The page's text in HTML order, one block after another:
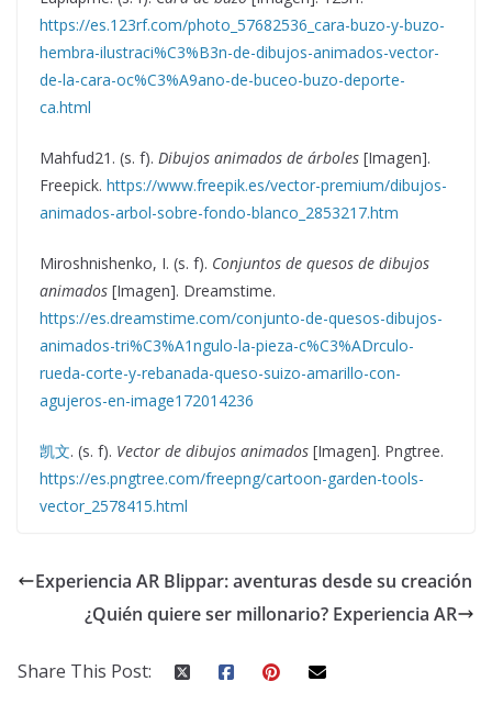
https://es.123rf.com/photo_57682536_cara-buzo-y-buzo-
hembra-ilustraci%C3%B3n-de-dibujos-animados-vector-
de-la-cara-oc%C3%A9ano-de-buceo-buzo-deporte-
ca.html
Mahfud21. (s. f). Dibujos animados de árboles [Imagen].
Freepick. https://www.freepik.es/vector-premium/dibujos-
animados-arbol-sobre-fondo-blanco_2853217.htm
Miroshnishenko, I. (s. f). Conjuntos de quesos de dibujos
animados [Imagen]. Dreamstime.
https://es.dreamstime.com/conjunto-de-quesos-dibujos-
animados-tri%C3%A1ngulo-la-pieza-c%C3%ADrculo-
rueda-corte-y-rebanada-queso-suizo-amarillo-con-
agujeros-en-image172014236
凯文. (s. f). Vector de dibujos animados [Imagen]. Pngtree.
https://es.pngtree.com/freepng/cartoon-garden-tools-
vector_2578415.html
Experiencia AR Blippar: aventuras desde su creación
¿Quién quiere ser millonario? Experiencia AR
Share This Post: